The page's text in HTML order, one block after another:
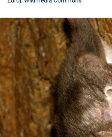
Sledujte prima+
Přihlášení
Sledujte nás